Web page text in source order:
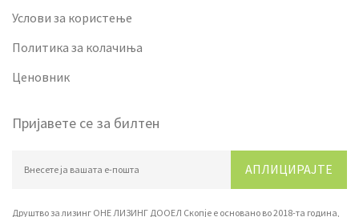
Услови за користење
Политика за колачиња
Ценовник
Пријавете се за билтен
АПЛИЦИРАЈТЕ
Друштво за лизинг ОНЕ ЛИЗИНГ ДООЕЛ Скопје е основано во 2018-та година,